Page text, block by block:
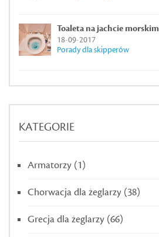
Toaleta na jachcie morskim
18-09-2017
Porady dla skipperów
KATEGORIE
Armatorzy (1)
Chorwacja dla żeglarzy (38)
Grecja dla żeglarzy (66)